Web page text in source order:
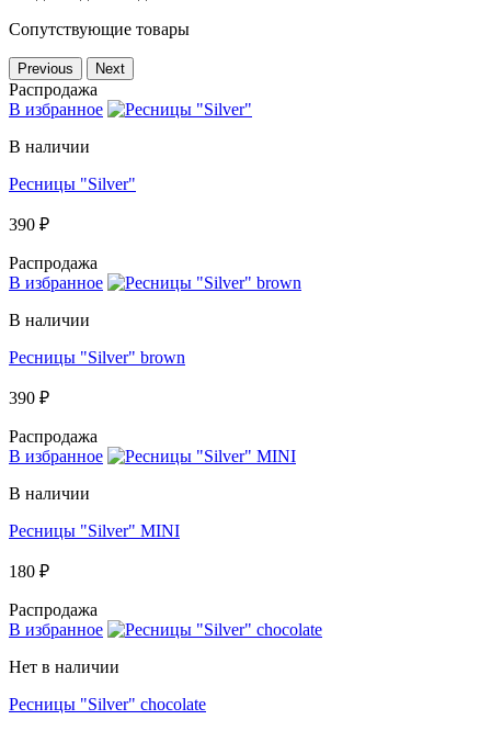
Сопутствующие товары
Previous Next
Распродажа
В избранное
В наличии
Ресницы "Silver"
390 ₽
Распродажа
В избранное
В наличии
Ресницы "Silver" brown
390 ₽
Распродажа
В избранное
В наличии
Ресницы "Silver" MINI
180 ₽
Распродажа
В избранное
Нет в наличии
Ресницы "Silver" chocolate